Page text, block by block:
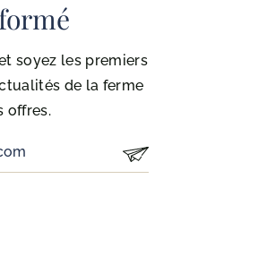
soyez les premiers
de la ferme
offres.